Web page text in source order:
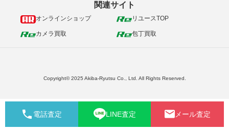
関連サイト
オンラインショップ リユースTOP
カメラ買取 包丁買取
Copyright© 2025 Akiba-Ryutsu Co., Ltd. All Rights Reserved.
電話査定 LINE査定 メール査定